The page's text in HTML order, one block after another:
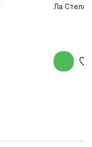
Ла Стелла